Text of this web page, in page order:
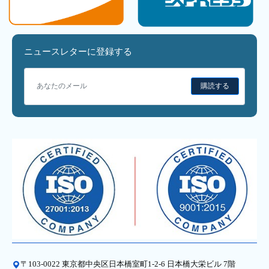
ニュースレターに登録する
購読する
〒103-0022 東京都中央区日本橋室町1-2-6 日本橋大栄ビル 7階